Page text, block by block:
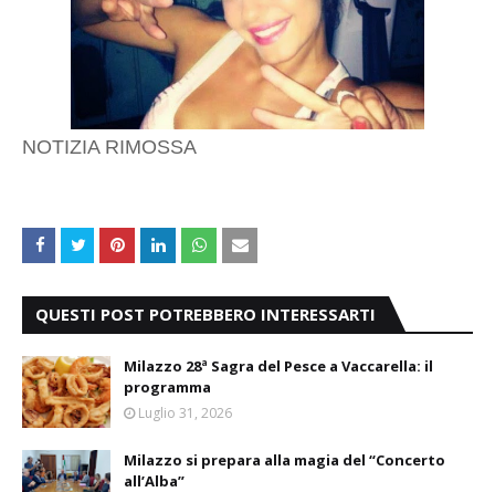
NOTIZIA RIMOSSA
QUESTI POST POTREBBERO INTERESSARTI
Milazzo 28ª Sagra del Pesce a Vaccarella: il
programma
Luglio 31, 2026
Milazzo si prepara alla magia del “Concerto
all’Alba”